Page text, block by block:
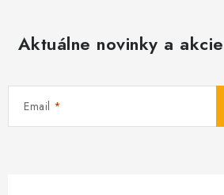
Aktuálne novinky a
Email